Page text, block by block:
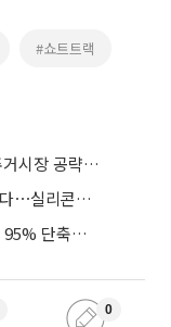
#쇼트트랙
유럽서 키운 히트펌프…삼성·LG, 국내 주거시장 공략 ‘속도’
이재용·최태원·이해진, 美서 젠슨황 만난다⋯실리콘밸리 집결하는 AI리더
최정연 삼성전자 부사장 "PDK 리타기팅 95% 단축…에이전트 AI 시범 활용"
0